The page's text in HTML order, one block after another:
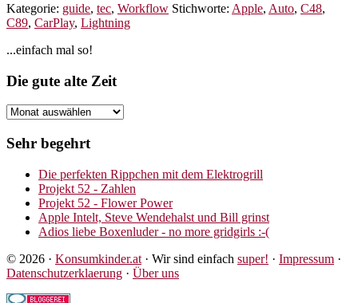
bricht
Kategorie: guide, tec, Workflow Stichworte: Apple, Auto, C48,
C89, CarPlay, Lightning
Seitenspalte
...einfach mal so!
Footer
Die gute alte Zeit
Die
alte
Sehr begehrt
Die perfekten Rippchen mit dem Elektrogrill
Projekt 52 - Zahlen
Projekt 52 - Flower Power
Apple Intelt, Steve Wendehalst und Bill grinst
Adios liebe Boxenluder - no more gridgirls :-(
© 2026 · Konsumkinder.at · Wir sind einfach super! · Impressum ·
Datenschutzerklaerung · Über uns